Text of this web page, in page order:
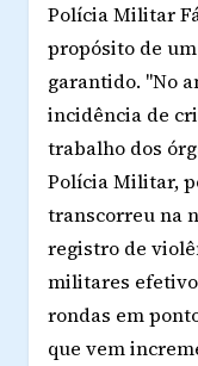
Polícia Militar
propósito de
garantido. "No
incidência de
trabalho dos
Polícia Militar,
transcorreu na
registro de
militares
rondas em
que vem